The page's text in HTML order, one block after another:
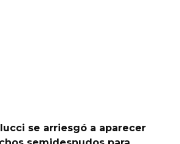
se arriesgó a aparecer